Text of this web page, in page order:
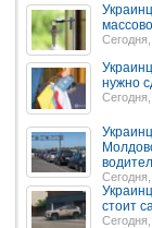
нужно
стоит